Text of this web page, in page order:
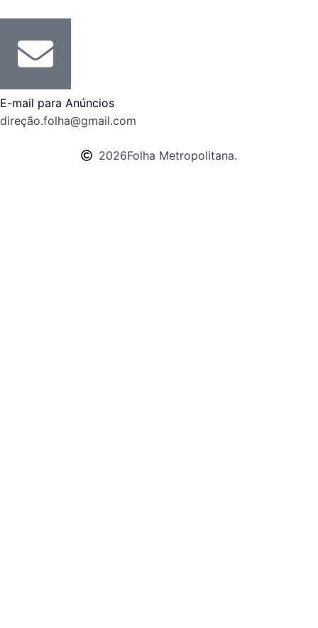
E-mail para Anúncios
direção.folha@gmail.com
2026Folha Metropolitana.